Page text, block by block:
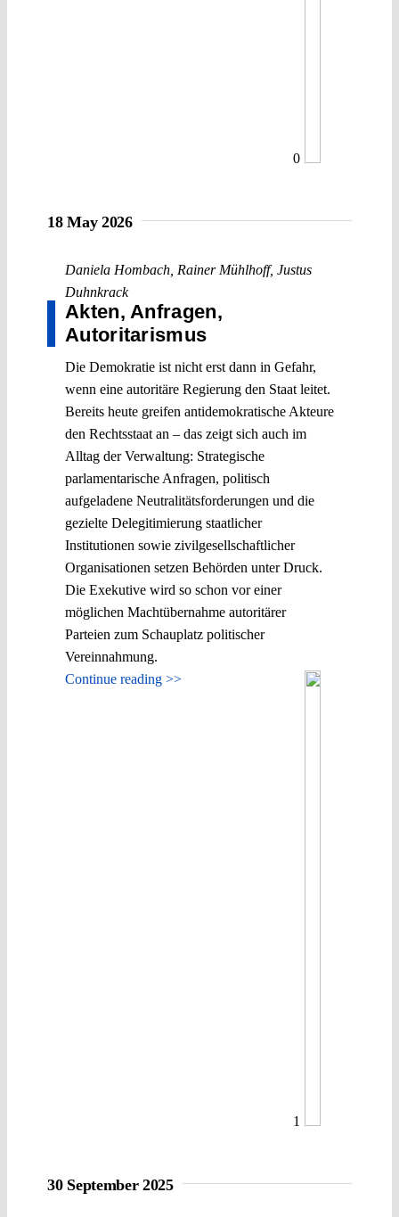
0
18 May 2026
Daniela Hombach Rainer Mühlhoff, Justus
Duhnkrack
Akten, Anfragen,
Autoritarismus
Die Demokratie ist nicht erst dann in Gefahr,
wenn eine autoritäre Regierung den Staat leitet.
Bereits heute greifen antidemokratische Akteure
den Rechtsstaat an – das zeigt sich auch im
Alltag der Verwaltung: Strategische
parlamentarische Anfragen, politisch
aufgeladene Neutralitätsforderungen und die
gezielte Delegitimierung staatlicher
Institutionen sowie zivilgesellschaftlicher
Organisationen setzen Behörden unter Druck.
Die Exekutive wird so schon vor einer
möglichen Machtübernahme autoritärer
Parteien zum Schauplatz politischer
Vereinnahmung.
Continue reading >>
1
30 September 2025